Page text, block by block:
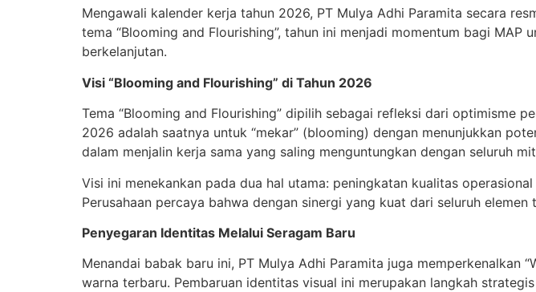
Mengawali kalender kerja tahun 2026, PT Mulya Adhi Paramita secara
tema “Blooming and Flourishing”, tahun ini menjadi momentum bagi
berkelanjutan.
Visi “Blooming and Flourishing” di Tahun 2026
Tema “Blooming and Flourishing” dipilih sebagai refleksi dari optimisme
2026 adalah saatnya untuk “mekar” (blooming) dengan menunjukkan
dalam menjalin kerja sama yang saling menguntungkan dengan seluruh
Visi ini menekankan pada dua hal utama: peningkatan kualitas
Perusahaan percaya bahwa dengan sinergi yang kuat dari seluruh
Penyegaran Identitas Melalui Seragam Baru
Menandai babak baru ini, PT Mulya Adhi Paramita juga memperkenalkan
warna terbaru. Pembaruan identitas visual ini merupakan langkah